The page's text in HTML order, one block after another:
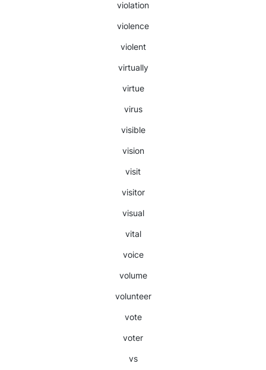
violation
violence
violent
virtually
virtue
virus
visible
vision
visit
visitor
visual
vital
voice
volume
volunteer
vote
voter
vs